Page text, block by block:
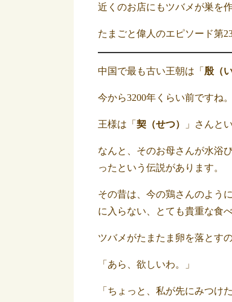
近くのお店にもツバメが巣を
たまごと偉人のエピソード第
中国で最も古い王朝は「 殷（
今から3200年くらい前ですね。
王様は「 契（せつ） 」さんと
なんと、そのお母さんが水浴
ったという伝説があります。
その昔は、今の鶏さんのよう
に入らない、とても貴重な食
ツバメがたまたま卵を落とすの
「あら、欲しいわ。」
「ちょっと、私が先にみつけ